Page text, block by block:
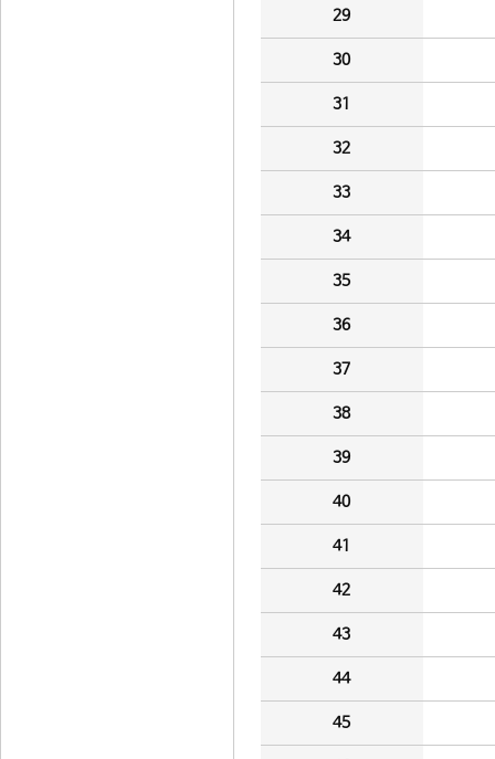
29
30
31
32
33
34
35
36
37
38
39
40
41
42
43
44
45